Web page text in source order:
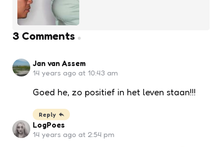
3 Comments
Jan van Assem
14 years ago at 10:43 am
Goed he, zo positief in het leven staan!!!
Reply
LogPoes
14 years ago at 2:54 pm